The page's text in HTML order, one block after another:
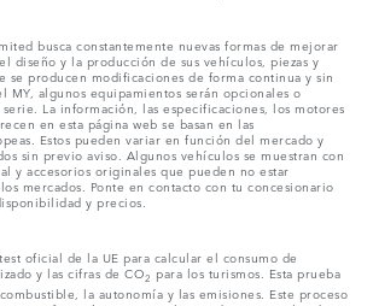
busca constantemente nuevas formas de mejorar
diseño y la producción de sus vehículos, piezas y
se producen modificaciones de forma continua y sin
MY, algunos equipamientos serán opcionales o
La información, las especificaciones, los motores
en esta página web se basan en las
Estos pueden variar en función del mercado y
sin previo aviso. Algunos vehículos se muestran con
y accesorios originales que pueden no estar
mercados. Ponte en contacto con tu concesionario
y precios.
oficial de la UE para calcular el consumo de
y las cifras de CO2 para los turismos. Esta prueba
la autonomía y las emisiones. Este proceso